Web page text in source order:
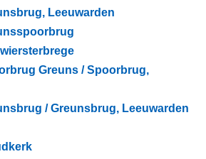
Leeuwarden
Greuns / Spoorbrug,
/ Greunsbrug, Leeuwarden